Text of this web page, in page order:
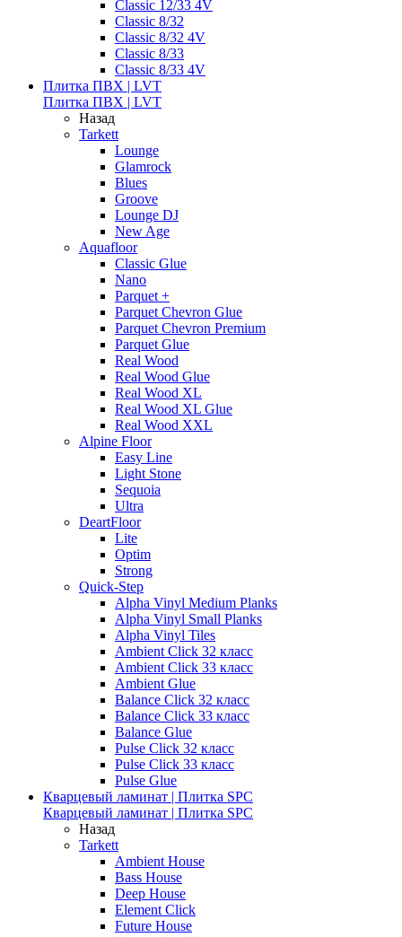
Classic 12/33 4V
Classic 8/32
Classic 8/32 4V
Classic 8/33
Classic 8/33 4V
Плитка ПВХ | LVT
Плитка ПВХ | LVT
Назад
Tarkett
Lounge
Glamrock
Blues
Groove
Lounge DJ
New Age
Aquafloor
Classic Glue
Nano
Parquet +
Parquet Chevron Glue
Parquet Chevron Premium
Parquet Glue
Real Wood
Real Wood Glue
Real Wood XL
Real Wood XL Glue
Real Wood XXL
Alpine Floor
Easy Line
Light Stone
Sequoia
Ultra
DeartFloor
Lite
Optim
Strong
Quick-Step
Alpha Vinyl Medium Planks
Alpha Vinyl Small Planks
Alpha Vinyl Tiles
Ambient Click 32 класс
Ambient Click 33 класс
Ambient Glue
Balance Click 32 класс
Balance Click 33 класс
Balance Glue
Pulse Click 32 класс
Pulse Click 33 класс
Pulse Glue
Кварцевый ламинат | Плитка SPC
Кварцевый ламинат | Плитка SPC
Назад
Tarkett
Ambient House
Bass House
Deep House
Element Click
Future House